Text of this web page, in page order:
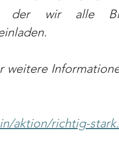
der wir alle
aktion/richtig-